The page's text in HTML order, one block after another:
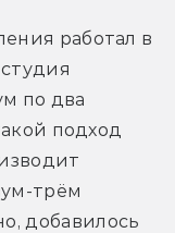
работал в
по два
подход
трём
добавилось